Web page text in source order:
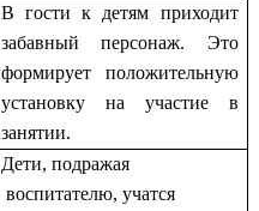
В гости к детям приходит
забавный персонаж. Это
формирует положительную
установку на участие в
занятии.
Дети, подражая
воспитателю, учатся